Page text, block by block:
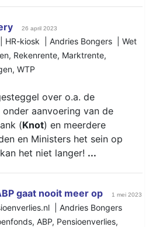
26 april 2023
HR-kiosk | Andries Bongers | Wet
, Rekenrente, Marktrente,
, WTP
over o.a. de
aanvoering van de
(Knot) en meerdere
en Ministers het sein op
het niet langer! ...
gaat nooit meer op 1 mei 2023
| Andries Bongers
, ABP, Pensioenverlies,